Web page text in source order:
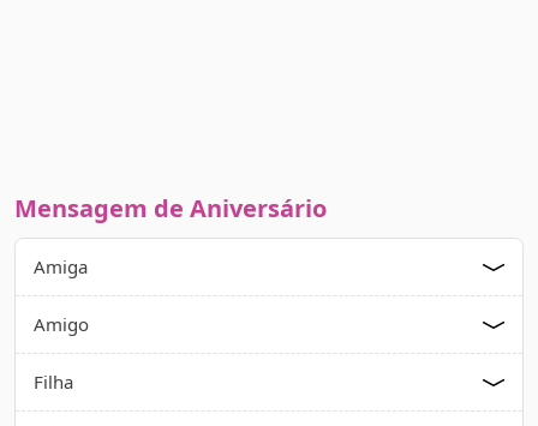
Mensagem de Aniversário
Amiga
Amigo
Filha